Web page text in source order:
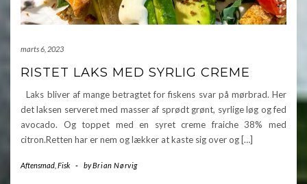
marts 6, 2023
RISTET LAKS MED SYRLIG CREME
Laks bliver af mange betragtet for fiskens svar på mørbrad. Her
det laksen serveret med masser af sprødt grønt, syrlige løg og fed
avocado. Og toppet med en syret creme fraiche 38% med
citron.Retten har er nem og lækker at kaste sig over og […]
Aftensmad Fisk - byBrian Nørvig